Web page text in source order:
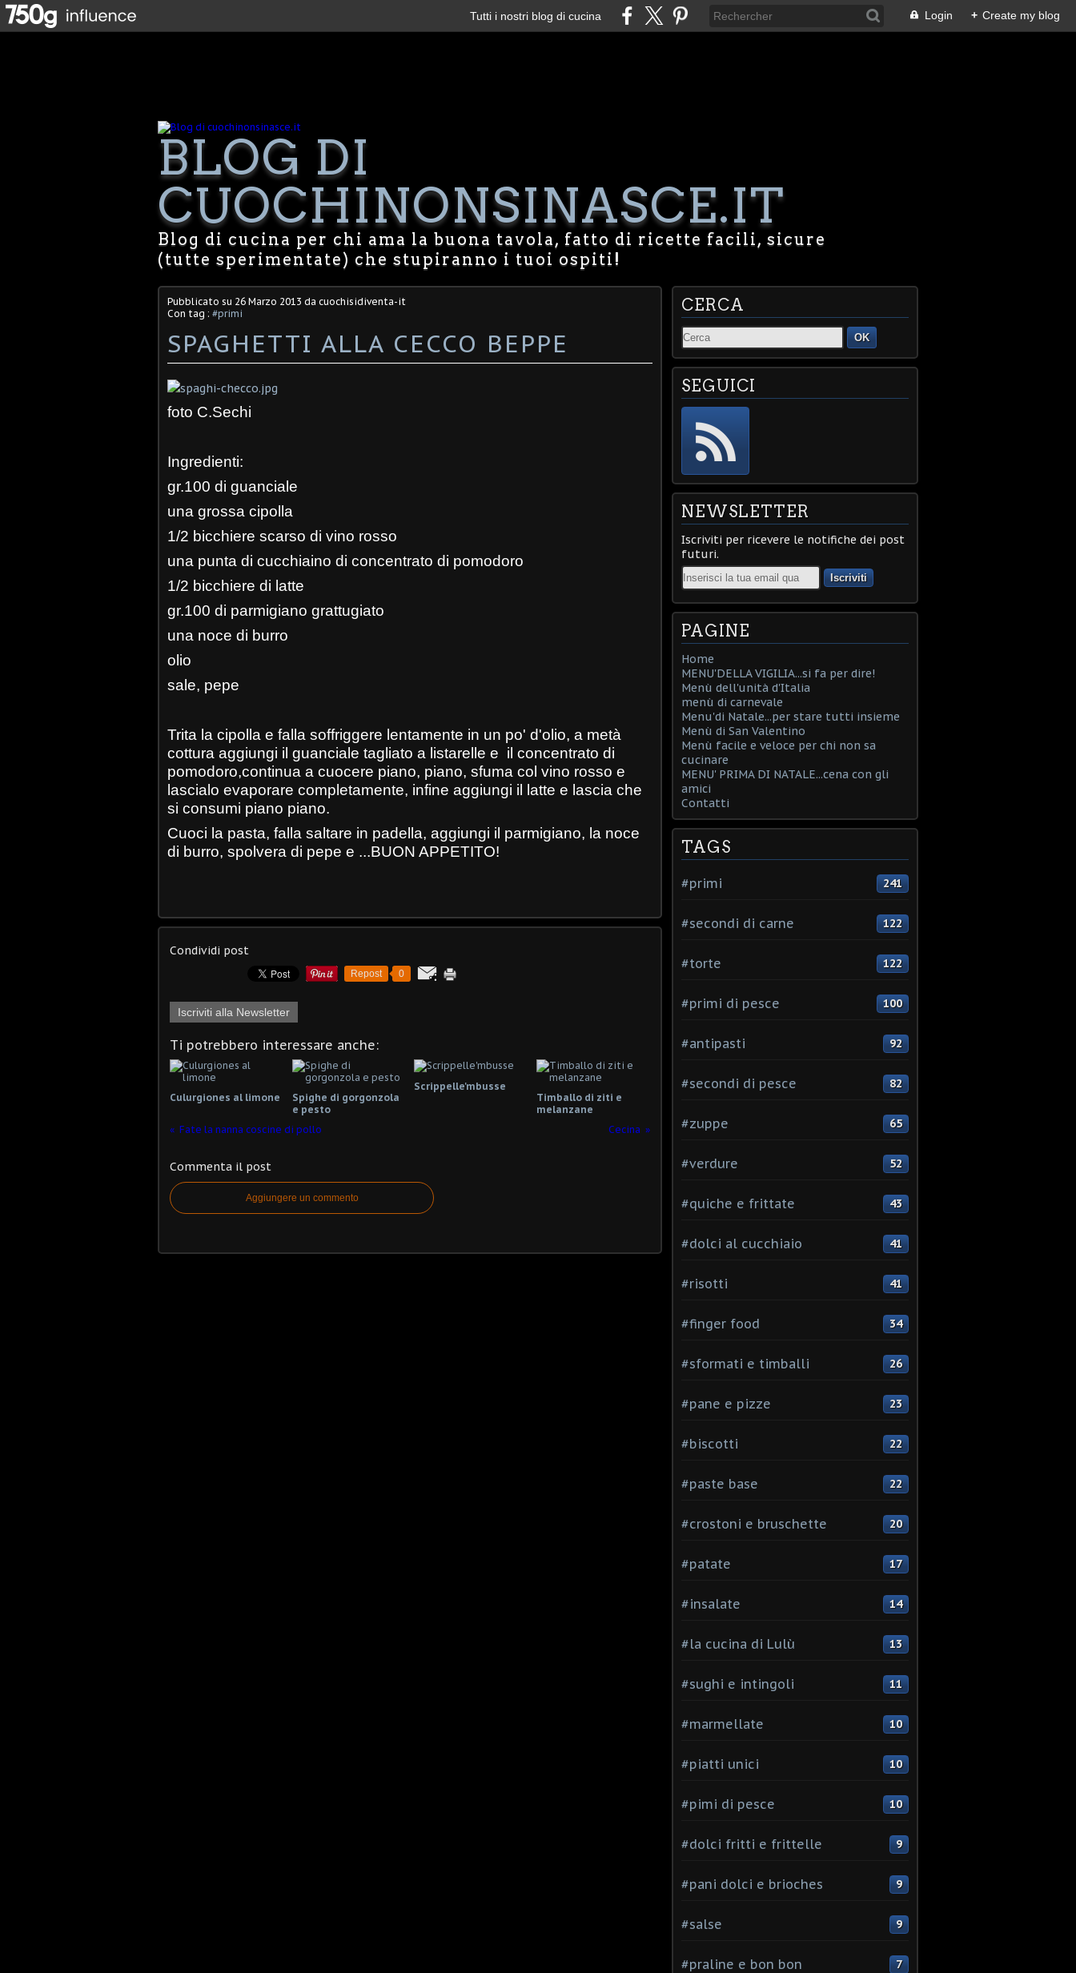
Tutti i nostri blog di cucina Login + Create my blog
BLOG DI
CUOCHINONSINASCE.IT
Blog di cucina per chi ama la buona tavola, fatto di ricette facili, sicure
(tutte sperimentate) che stupiranno i tuoi ospiti!
Pubblicato su 26 Marzo 2013 da cuochisidiventa-it
Con tag : #primi
SPAGHETTI ALLA CECCO BEPPE
foto C.Sechi
Ingredienti:
gr.100 di guanciale
una grossa cipolla
1/2 bicchiere scarso di vino rosso
una punta di cucchiaino di concentrato di pomodoro
1/2 bicchiere di latte
gr.100 di parmigiano grattugiato
una noce di burro
olio
sale, pepe
Trita la cipolla e falla soffriggere lentamente in un po' d'olio, a metà
cottura aggiungi il guanciale tagliato a listarelle e il concentrato di
pomodoro,continua a cuocere piano, piano, sfuma col vino rosso e
lascialo evaporare completamente, infine aggiungi il latte e lascia che
si consumi piano piano.
Cuoci la pasta, falla saltare in padella, aggiungi il parmigiano, la noce
di burro, spolvera di pepe e ...BUON APPETITO!
Condividi post
Repost 0
Iscriviti alla Newsletter
Ti potrebbero interessare anche:
Culurgiones al limone
Spighe di gorgonzola
e pesto
Scrippelle'mbusse
Timballo di ziti e
melanzane
Fate la nanna coscine di pollo
Cecina
Commenta il post
Aggiungere un commento
CERCA
OK
SEGUICI
NEWSLETTER
Iscriviti per ricevere le notifiche dei post
futuri.
Email
PAGINE
Home
MENU'DELLA VIGILIA...si fa per dire!
Menù dell'unità d'Italia
menù di carnevale
Menu'di Natale...per stare tutti insieme
Menù di San Valentino
Menù facile e veloce per chi non sa
cucinare
MENU' PRIMA DI NATALE...cena con gli
amici
Contatti
TAGS
#primi 241
#secondi di carne 122
#torte 122
#primi di pesce 100
#antipasti 92
#secondi di pesce 82
#zuppe 65
#verdure 52
#quiche e frittate 43
#dolci al cucchiaio 41
#risotti 41
#finger food 34
#sformati e timballi 26
#pane e pizze 23
#biscotti 22
#paste base 22
#crostoni e bruschette 20
#patate 17
#insalate 14
#la cucina di Lulù 13
#sughi e intingoli 11
#marmellate 10
#piatti unici 10
#pimi di pesce 10
#dolci fritti e frittelle 9
#pani dolci e brioches 9
#salse 9
#praline e bon bon 7